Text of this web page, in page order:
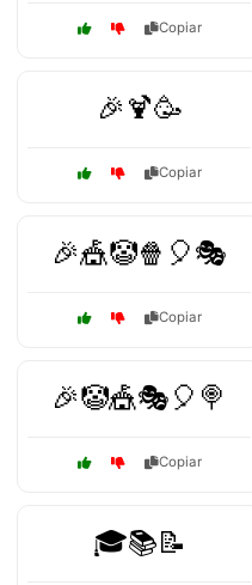
Copiar
🎉🍹🥳
Copiar
🎉🎪🤡🍿🎈🎭
Copiar
🎉🤡🎪🎭🎈🍭
Copiar
🎓📚📝